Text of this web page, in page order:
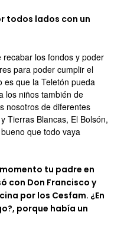
todos lados con un
los fondos y poder
para poder cumplir el
es que la Teletón pueda
los niños también de
nosotros de diferentes
Tierras Blancas, El Bolsón,
que todo vaya
tu padre en
con Don Francisco y
por los Cesfam. ¿En
porque había un